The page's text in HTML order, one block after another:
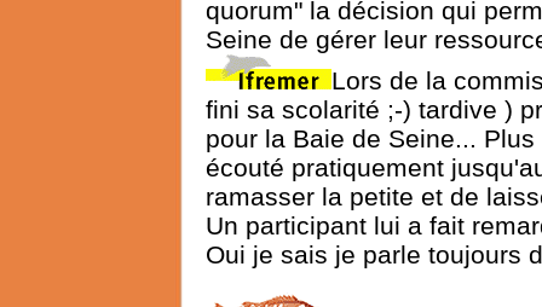
quorum" la décision qui
Seine de gérer leur
Lors de la
fini sa scolarité ;-) tardive )
pour la Baie de Seine...
écouté pratiquement
ramasser la petite et de
Un participant lui a fait
Oui je sais je parle toujours